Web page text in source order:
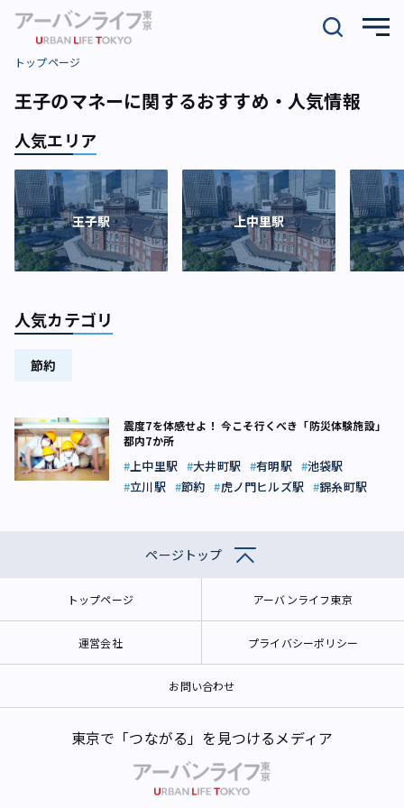
トップページ
王子のマネーに関するおすすめ・人気情報
人気エリア
王子駅 上中里駅
人気カテゴリ
節約
震度7を体感せよ！ 今こそ行くべき「防災体験施設」
都内7か所
上中里駅 大井町駅 有明駅
池袋駅
立川駅
節約 虎ノ門ヒルズ駅 錦糸町駅
ページトップ
トップページ アーバンライフ東京
運営会社 プライバシーポリシー
お問い合わせ
東京で「つながる」を見つけるメディア